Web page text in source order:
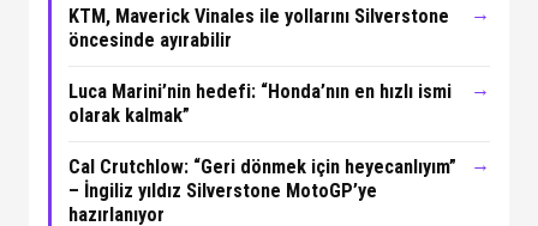
KTM, Maverick Vinales ile yollarını Silverstone
öncesinde ayırabilir
→
Luca Marini’nin hedefi: “Honda’nın en hızlı ismi
olarak kalmak”
→
Cal Crutchlow: “Geri dönmek için heyecanlıyım”
– İngiliz yıldız Silverstone MotoGP’ye
hazırlanıyor
→